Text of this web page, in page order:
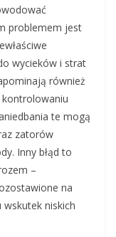
problemem jest
wycieków i strat
również
kontrolowaniu
te mogą
zatorów
Inny błąd to
–
na
niskich